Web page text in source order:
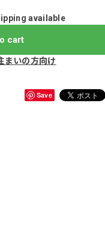
available
cart
まいの方向け
Save